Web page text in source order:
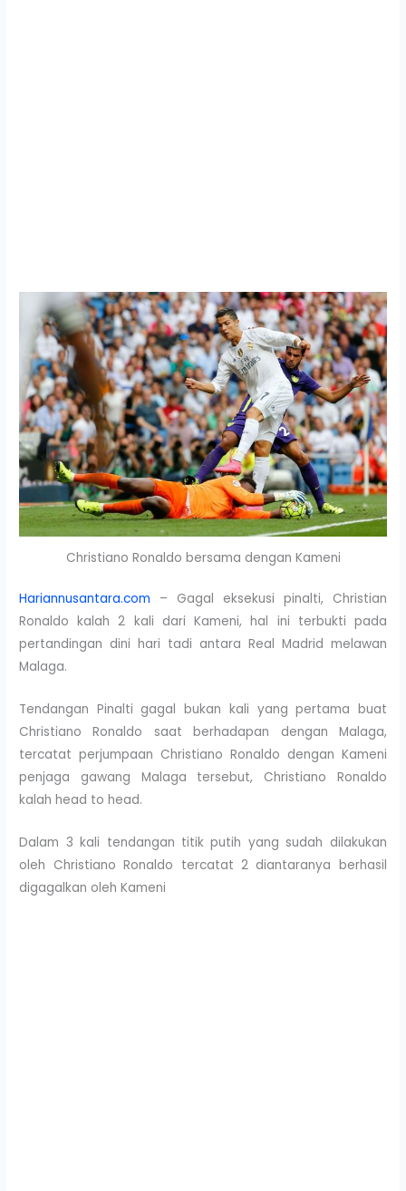
Christiano Ronaldo bersama dengan Kameni
Hariannusantara.com – Gagal eksekusi pinalti, Christian
Ronaldo kalah 2 kali dari Kameni, hal ini terbukti pada
pertandingan dini hari tadi antara Real Madrid melawan
Malaga.
Tendangan Pinalti gagal bukan kali yang pertama buat
Christiano Ronaldo saat berhadapan dengan Malaga,
tercatat perjumpaan Christiano Ronaldo dengan Kameni
penjaga gawang Malaga tersebut, Christiano Ronaldo
kalah head to head.
Dalam 3 kali tendangan titik putih yang sudah dilakukan
oleh Christiano Ronaldo tercatat 2 diantaranya berhasil
digagalkan oleh Kameni